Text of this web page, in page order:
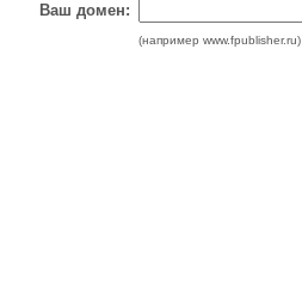
Ваш домен:
(например www.fpublisher.ru)